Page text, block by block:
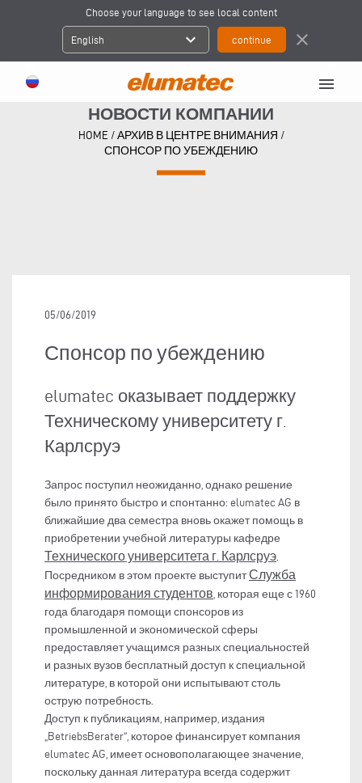
Choose your language to see local content
English expand_more close
menu
НОВОСТИ КОМПАНИИ
HOME / АРХИВ В ЦЕНТРЕ ВНИМАНИЯ /
СПОНСОР ПО УБЕЖДЕНИЮ
05/06/2019
Спонсор по убеждению
elumatec оказывает поддержку
Техническому университету г.
Карлсруэ
Запрос поступил неожиданно, однако решение
было принято быстро и спонтанно: elumatec AG в
ближайшие два семестра вновь окажет помощь в
приобретении учебной литературы кафедре
Технического университета г. Карлсруэ.
Посредником в этом проекте выступитСлужба
информирования студентов, которая еще с 1960
года благодаря помощи спонсоров из
промышленной и экономической сферы
предоставляет учащимся разных специальностей
и разных вузов бесплатный доступ к специальной
литературе, в которой они испытывают столь
острую потребность.
Доступ к публикациям, например, издания
„BetriebsBerater“, которое финансирует компания
elumatec AG, имеет основополагающее значение,
поскольку данная литература всегда содержит